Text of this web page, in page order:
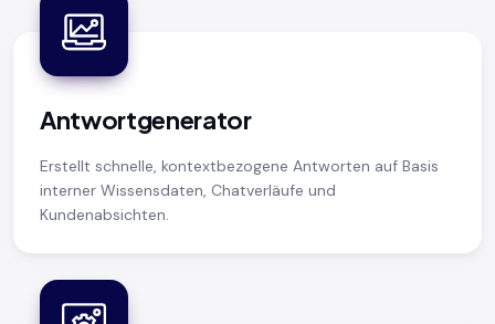
Antwortgenerator
Erstellt schnelle, kontextbezogene Antworten auf Basis
interner Wissensdaten, Chatverläufe und
Kundenabsichten.